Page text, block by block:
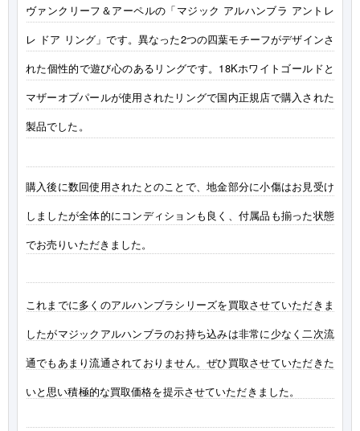
ヴァンクリーフ＆アーペルの「マジック アルハンブラ アントレ
レ ドア リング」です。異なった2つの四葉モチーフがデザインさ
れた個性的で遊び心のあるリングです。18Kホワイトゴールドと
マザーオブパールが使用されたリングで国内正規店で購入された
製品でした。
購入後に数回使用されたとのことで、地金部分に小傷はお見受け
しましたが全体的にコンディションも良く、付属品も揃った状態
でお売りいただきました。
これまでに多くのアルハンブラシリーズを買取させていただきま
したがマジックアルハンブラのお持ち込みは非常に少なく二次流
通でもあまり流通されておりません。ぜひ買取させていただきた
いと思い積極的な買取価格を提示させていただきました。